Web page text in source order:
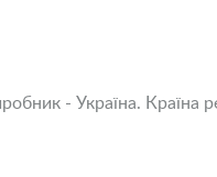
- Україна. Країна